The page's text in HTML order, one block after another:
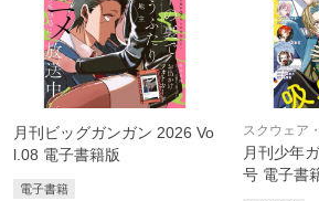
月刊ビッグガンガン 2026 Vo
l.08 電子書籍版
電子書籍
スクウェア
月刊少年
号 電子書